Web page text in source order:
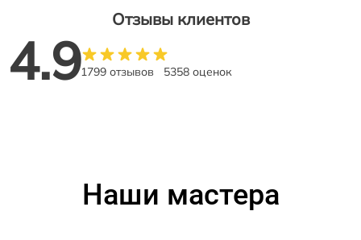
Отзывы клиентов
4.91799 отзывов 5358 оценок
Наши мастера